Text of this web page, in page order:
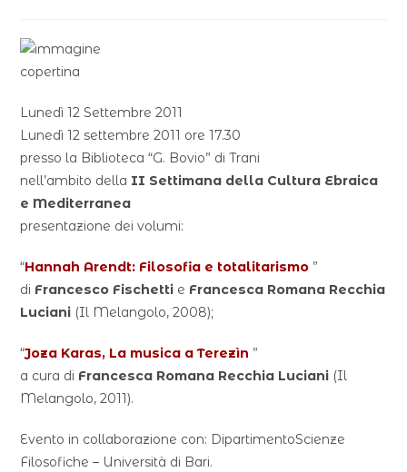
Lunedì 12 Settembre 2011
Lunedì 12 settembre 2011 ore 17.30
presso la Biblioteca “G. Bovio” di Trani
nell’ambito della II Settimana della Cultura Ebraica
e Mediterranea
presentazione dei volumi:
“Hannah Arendt: Filosofia e totalitarismo ”
di Francesco Fischetti e Francesca Romana Recchia
Luciani (Il Melangolo, 2008);
“Joza Karas, La musica a Terezìn ”
a cura di Francesca Romana Recchia Luciani (Il
Melangolo, 2011).
Evento in collaborazione con: DipartimentoScienze
Filosofiche – Università di Bari.